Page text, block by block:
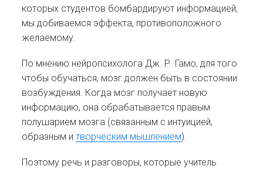
которых студентов бомбардируют информацией,
мы добиваемся эффекта, противоположного
желаемому.
По мнению нейропсихолога Дж. Р. Гамо, для того
чтобы обучаться, мозг должен быть в состоянии
возбуждения. Когда мозг получает новую
информацию, она обрабатывается правым
полушарием мозга (связанным с интуицией,
образным итворческим мышлением).
Поэтому речь и разговоры, которые учитель